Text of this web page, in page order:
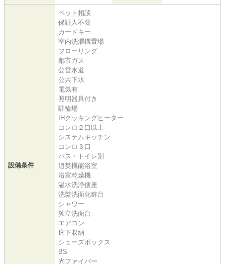
設備条件
ペット相談
保証人不要
カードキー
室内洗濯機置場
フローリング
都市ガス
公営水道
公共下水
電気有
照明器具付き
駐輪場
IHクッキングヒーター
コンロ２口以上
システムキッチン
コンロ３口
バス・トイレ別
追焚機能浴室
浴室乾燥機
温水洗浄便座
洗髪洗面化粧台
シャワー
独立洗面台
エアコン
床下収納
シューズボックス
BS
光ファイバー